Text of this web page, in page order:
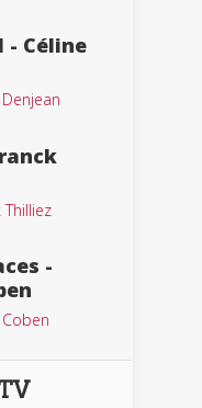
- Céline
Thilliez
-